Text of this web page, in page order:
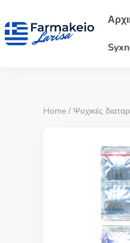
Home / Ψυχικές